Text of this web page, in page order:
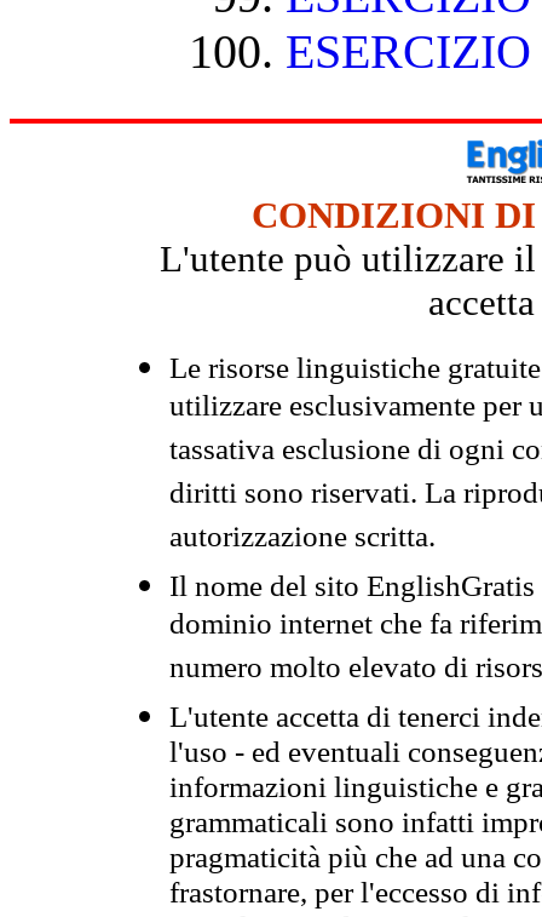
CONDIZIONI DI
L'utente può utilizzare il
Le risorse linguistiche
utilizzare esclusivamente per
tassativa esclusione di ogni
diritti sono riservati. La
autorizzazione scritta.
Il nome del sito
dominio internet che fa
numero molto elevato di
L'utente accetta di tenerci
l'uso - ed eventuali
informazioni linguistiche e
grammaticali sono infatti
pragmaticità più che ad una
frastornare, per l'eccesso di